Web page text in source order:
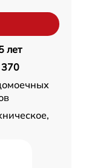
лет
370